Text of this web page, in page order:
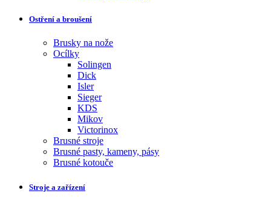
Ostření a broušení
Brusky na nože
Ocílky
Solingen
Dick
Isler
Sieger
KDS
Mikov
Victorinox
Brusné stroje
Brusné pasty, kameny, pásy
Brusné kotouče
Stroje a zařízení